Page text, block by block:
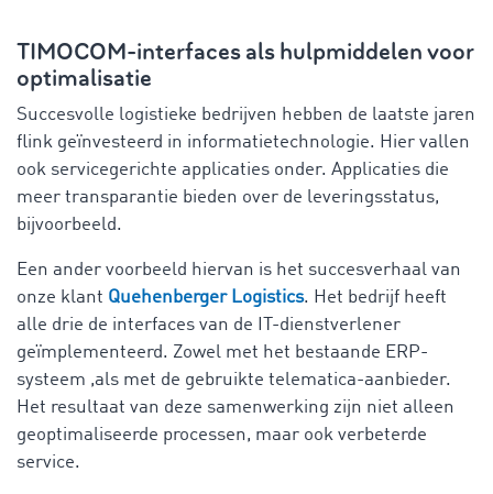
TIMOCOM-interfaces als hulpmiddelen voor
optimalisatie
Succesvolle logistieke bedrijven hebben de laatste jaren
flink geïnvesteerd in informatietechnologie. Hier vallen
ook servicegerichte applicaties onder. Applicaties die
meer transparantie bieden over de leveringsstatus,
bijvoorbeeld.
Een ander voorbeeld hiervan is het succesverhaal van
onze klant Quehenberger Logistics. Het bedrijf heeft
alle drie de interfaces van de IT-dienstverlener
geïmplementeerd. Zowel met het bestaande ERP-
systeem ,als met de gebruikte telematica-aanbieder.
Het resultaat van deze samenwerking zijn niet alleen
geoptimaliseerde processen, maar ook verbeterde
service.